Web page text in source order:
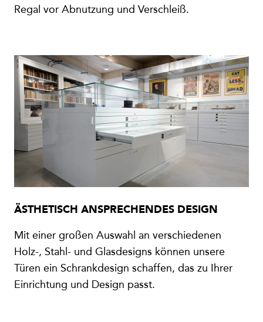
Regal vor Abnutzung und Verschleiß.
ÄSTHETISCH ANSPRECHENDES DESIGN
Mit einer großen Auswahl an verschiedenen
Holz-, Stahl- und Glasdesigns können unsere
Türen ein Schrankdesign schaffen, das zu Ihrer
Einrichtung und Design passt.